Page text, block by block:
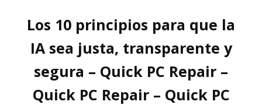
Los 10 principios para que la
IA sea justa, transparente y
segura – Quick PC Repair –
Quick PC Repair – Quick PC